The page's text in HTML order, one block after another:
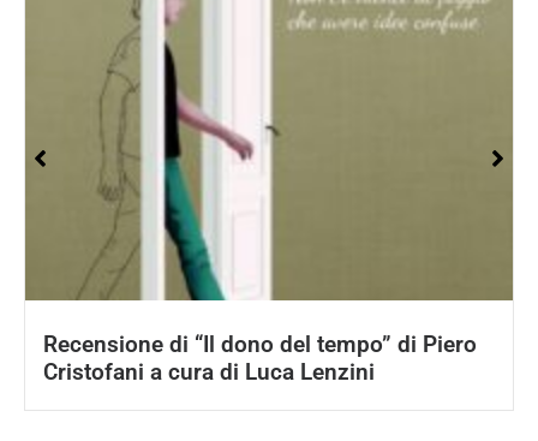
Recensione di “Il dono del tempo” di Piero
Cristofani a cura di Luca Lenzini